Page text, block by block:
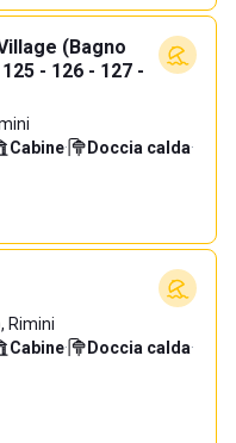
(Bagno
- 126 - 127 -
Cabine· Doccia calda·
Rimini
Cabine· Doccia calda·